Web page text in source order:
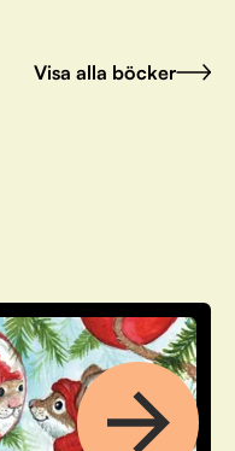
Visa alla böcker